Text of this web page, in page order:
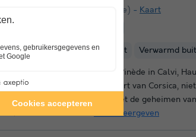
(49,3 km van Sagone) Kaart
tegen betaling Aan de kust Verwarmd
de 4-sterren camping La Pinède in Calvi,
Deze camping ligt in het hart van Corsica,
zee, en laat je kennismaken met de geheimen
Meer weergeven